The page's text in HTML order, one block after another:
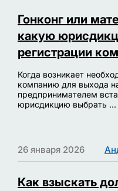
Гонконг или
какую
регистрации
Когда возникает
компанию для выхода
предпринимателем
юрисдикцию выбрать ...
26 января 2026
Как взыскать